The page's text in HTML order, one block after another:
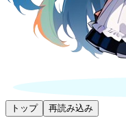
トップ 再読み込み